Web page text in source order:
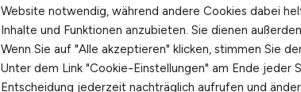
Website notwendig, während andere Cookies dabei
Inhalte und Funktionen anzubieten. Sie dienen
Wenn Sie auf "Alle akzeptieren" klicken, stimmen Sie
Unter dem Link "Cookie-Einstellungen" am Ende jeder
Entscheidung jederzeit nachträglich aufrufen und